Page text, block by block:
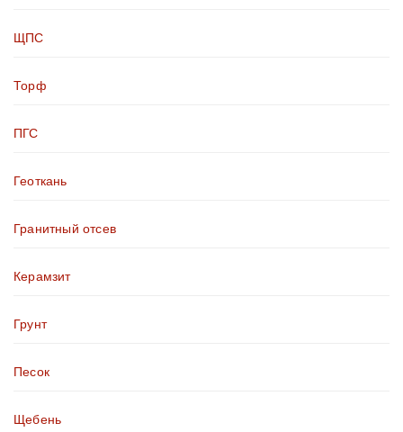
ЩПС
Торф
ПГС
Геоткань
Гранитный отсев
Керамзит
Грунт
Песок
Щебень